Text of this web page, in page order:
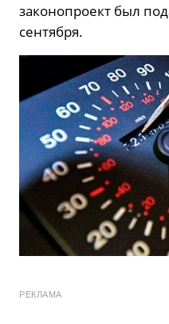
законопроект был
сентября.
РЕКЛАМА